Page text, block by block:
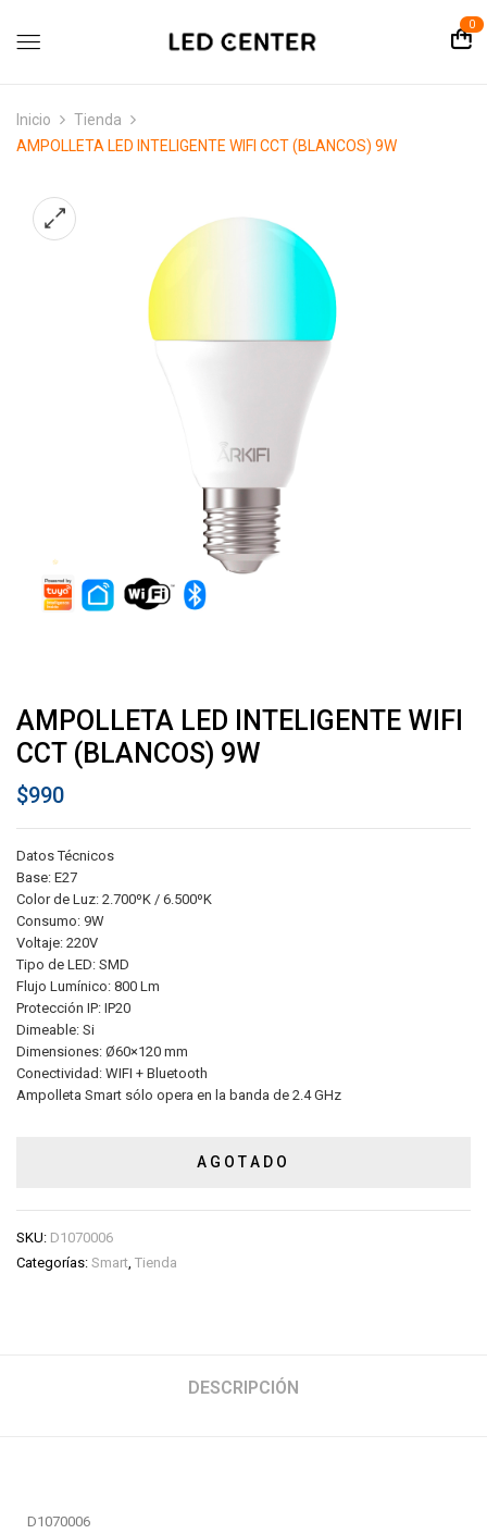
0
Inicio
Tienda
AMPOLLETA LED INTELIGENTE WIFI CCT (BLANCOS) 9W
AMPOLLETA LED INTELIGENTE WIFI
CCT (BLANCOS) 9W
$990
Datos Técnicos
Base: E27
Color de Luz: 2.700ºK / 6.500ºK
Consumo: 9W
Voltaje: 220V
Tipo de LED: SMD
Flujo Lumínico: 800 Lm
Protección IP: IP20
Dimeable: Si
Dimensiones: Ø60×120 mm
Conectividad: WIFI + Bluetooth
Ampolleta Smart sólo opera en la banda de 2.4 GHz
AGOTADO
SKU: D1070006
Categorías: Smart, Tienda
DESCRIPCIÓN
D1070006